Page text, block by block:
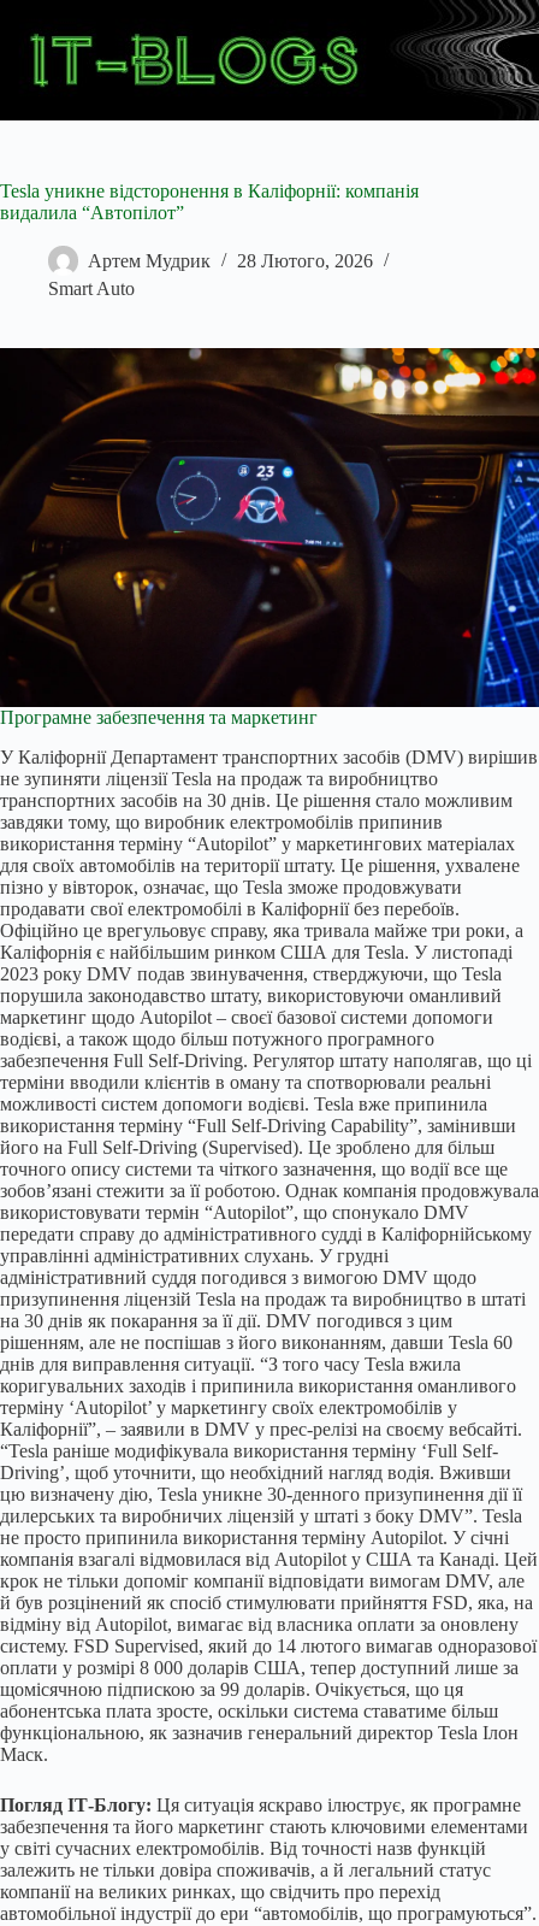
Tesla уникне відсторонення в Каліфорнії: компанія
видалила “Автопілот”
Артем Мудрик
28 Лютого, 2026
Smart Auto
Програмне забезпечення та маркетинг
У Каліфорнії Департамент транспортних засобів (DMV) вирішив
не зупиняти ліцензії Tesla на продаж та виробництво
транспортних засобів на 30 днів. Це рішення стало можливим
завдяки тому, що виробник електромобілів припинив
використання терміну “Autopilot” у маркетингових матеріалах
для своїх автомобілів на території штату. Це рішення, ухвалене
пізно у вівторок, означає, що Tesla зможе продовжувати
продавати свої електромобілі в Каліфорнії без перебоїв.
Офіційно це врегульовує справу, яка тривала майже три роки, а
Каліфорнія є найбільшим ринком США для Tesla. У листопаді
2023 року DMV подав звинувачення, стверджуючи, що Tesla
порушила законодавство штату, використовуючи оманливий
маркетинг щодо Autopilot – своєї базової системи допомоги
водієві, а також щодо більш потужного програмного
забезпечення Full Self-Driving. Регулятор штату наполягав, що ці
терміни вводили клієнтів в оману та спотворювали реальні
можливості систем допомоги водієві. Tesla вже припинила
використання терміну “Full Self-Driving Capability”, замінивши
його на Full Self-Driving (Supervised). Це зроблено для більш
точного опису системи та чіткого зазначення, що водії все ще
зобов’язані стежити за її роботою. Однак компанія продовжувала
використовувати термін “Autopilot”, що спонукало DMV
передати справу до адміністративного судді в Каліфорнійському
управлінні адміністративних слухань. У грудні
адміністративний суддя погодився з вимогою DMV щодо
призупинення ліцензій Tesla на продаж та виробництво в штаті
на 30 днів як покарання за її дії. DMV погодився з цим
рішенням, але не поспішав з його виконанням, давши Tesla 60
днів для виправлення ситуації. “З того часу Tesla вжила
коригувальних заходів і припинила використання оманливого
терміну ‘Autopilot’ у маркетингу своїх електромобілів у
Каліфорнії”, – заявили в DMV у прес-релізі на своєму вебсайті.
“Tesla раніше модифікувала використання терміну ‘Full Self-
Driving’, щоб уточнити, що необхідний нагляд водія. Вживши
цю визначену дію, Tesla уникне 30-денного призупинення дії її
дилерських та виробничих ліцензій у штаті з боку DMV”. Tesla
не просто припинила використання терміну Autopilot. У січні
компанія взагалі відмовилася від Autopilot у США та Канаді. Цей
крок не тільки допоміг компанії відповідати вимогам DMV, але
й був розцінений як спосіб стимулювати прийняття FSD, яка, на
відміну від Autopilot, вимагає від власника оплати за оновлену
систему. FSD Supervised, який до 14 лютого вимагав одноразової
оплати у розмірі 8 000 доларів США, тепер доступний лише за
щомісячною підпискою за 99 доларів. Очікується, що ця
абонентська плата зросте, оскільки система ставатиме більш
функціональною, як зазначив генеральний директор Tesla Ілон
Маск.
Погляд ІТ-Блогу: Ця ситуація яскраво ілюструє, як програмне
забезпечення та його маркетинг стають ключовими елементами
у світі сучасних електромобілів. Від точності назв функцій
залежить не тільки довіра споживачів, а й легальний статус
компанії на великих ринках, що свідчить про перехід
автомобільної індустрії до ери “автомобілів, що програмуються”.